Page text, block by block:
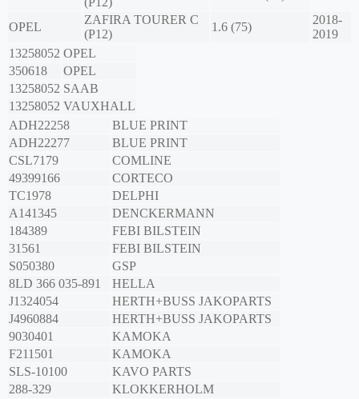
OPEL
ZAFIRA TOURER C
(P12)
1.6 (75)
2018-
2019
13258052 OPEL
350618
OPEL
13258052 SAAB
13258052 VAUXHALL
ADH22258
BLUE PRINT
ADH22277
BLUE PRINT
CSL7179
COMLINE
49399166
CORTECO
TC1978
DELPHI
A141345
DENCKERMANN
184389
FEBI BILSTEIN
31561
FEBI BILSTEIN
S050380
GSP
8LD 366 035-891
HELLA
J1324054
HERTH+BUSS JAKOPARTS
J4960884
HERTH+BUSS JAKOPARTS
9030401
KAMOKA
F211501
KAMOKA
SLS-10100
KAVO PARTS
288-329
KLOKKERHOLM